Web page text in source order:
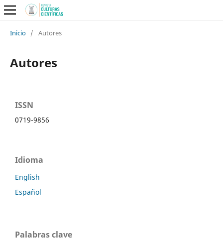
Inicio / Autores
Autores
ISSN
0719-9856
Idioma
English
Español
Palabras clave